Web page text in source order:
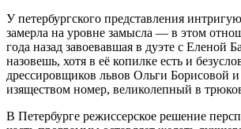
У петербургского представления
замерла на уровне замысла — в этом
года назад завоевавшая в дуэте с Еленой
назовешь, хотя в её копилке есть и
дрессировщиков львов Ольги Борисовой
изяществом номер, великолепный в
В Петербурге режиссерское решение